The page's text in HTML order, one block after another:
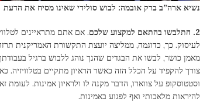
נשיא ארה”ב ברק אובמה: לבוש סולידי שאינו מסיח את הדעת
2. התלבשו בהתאם למקצוע שלכם
. אם אתם מתראיינים
לעיסוק. כך, כדוגמה, ממליצה יועצת התקשורת האמריקנית
מאמן כושר, לבשו את הבגדים שהנך נוהג ללבוש ברגיל
צורך להקפיד על הכלל הזה כאשר הראיון מתקיים בטלוויזיה.
וסטטוסקופ על צווארו, הדבר מקנה לו ולראיון אמינות. לעומת
להיראות מלאכותי ואף לפגוע באמינות.